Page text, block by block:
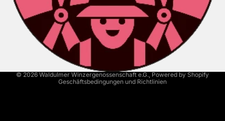
© 2026 Waldulmer Winzergenossenschaft e.G., Powered by Shopify
Geschäftsbedingungen und Richtlinien
Versand
AGB
Widerrufsrecht
Datenschutzerklärung